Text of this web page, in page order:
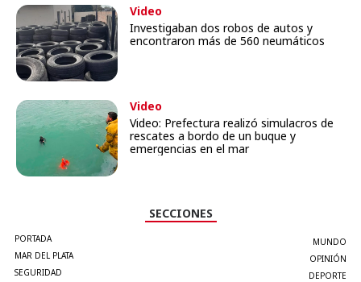
Video
Investigaban dos robos de autos y
encontraron más de 560 neumáticos
Video
Video: Prefectura realizó simulacros de
rescates a bordo de un buque y
emergencias en el mar
SECCIONES
PORTADA
MAR DEL PLATA
SEGURIDAD
MUNDO
OPINIÓN
DEPORTE